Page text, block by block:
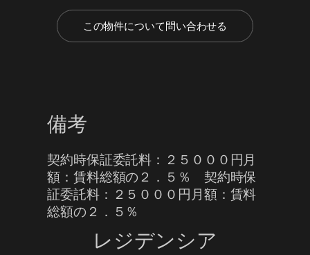
この物件について問い合わせる
備考
契約時保証委託料：２５０００円月
額：賃料総額の２．５％ 契約時保
証委託料：２５０００円月額：賃料
総額の２．５％
レジデンシア